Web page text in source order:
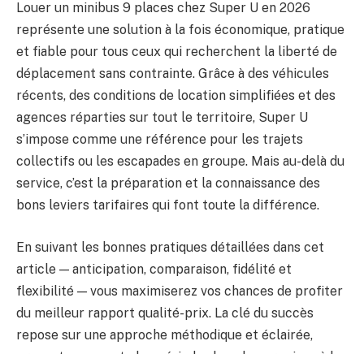
Louer un minibus 9 places chez Super U en 2026
représente une solution à la fois économique, pratique
et fiable pour tous ceux qui recherchent la liberté de
déplacement sans contrainte. Grâce à des véhicules
récents, des conditions de location simplifiées et des
agences réparties sur tout le territoire, Super U
s’impose comme une référence pour les trajets
collectifs ou les escapades en groupe. Mais au-delà du
service, c’est la préparation et la connaissance des
bons leviers tarifaires qui font toute la différence.
En suivant les bonnes pratiques détaillées dans cet
article — anticipation, comparaison, fidélité et
flexibilité — vous maximiserez vos chances de profiter
du meilleur rapport qualité-prix. La clé du succès
repose sur une approche méthodique et éclairée,